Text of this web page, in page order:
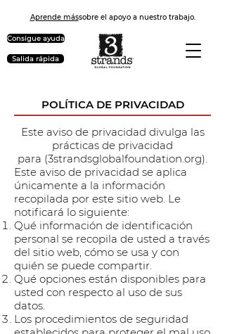
Aprende mássobre el apoyo a nuestro trabajo.
Consigue ayuda
Salida rápida
POLÍTICA DE PRIVACIDAD
Este aviso de privacidad divulga las
prácticas de privacidad
para (3strandsglobalfoundation.org).
Este aviso de privacidad se aplica
únicamente a la información
recopilada por este sitio web. Le
notificará lo siguiente:
Qué información de identificación
personal se recopila de usted a través
del sitio web, cómo se usa y con
quién se puede compartir.
Qué opciones están disponibles para
usted con respecto al uso de sus
datos.
Los procedimientos de seguridad